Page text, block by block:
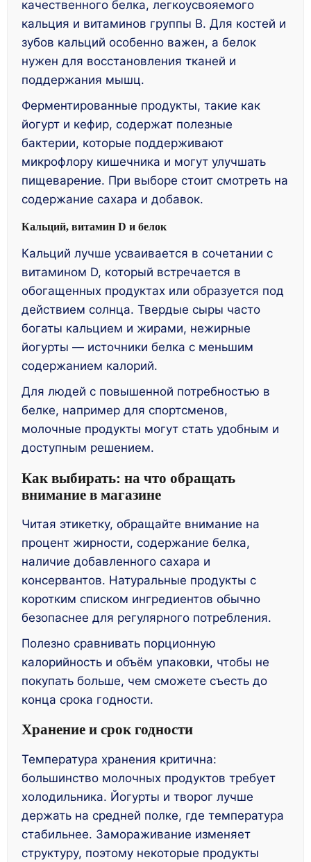
качественного белка, легкоусвояемого
кальция и витаминов группы B. Для костей и
зубов кальций особенно важен, а белок
нужен для восстановления тканей и
поддержания мышц.
Ферментированные продукты, такие как
йогурт и кефир, содержат полезные
бактерии, которые поддерживают
микрофлору кишечника и могут улучшать
пищеварение. При выборе стоит смотреть на
содержание сахара и добавок.
Кальций, витамин D и белок
Кальций лучше усваивается в сочетании с
витамином D, который встречается в
обогащенных продуктах или образуется под
действием солнца. Твердые сыры часто
богаты кальцием и жирами, нежирные
йогурты — источники белка с меньшим
содержанием калорий.
Для людей с повышенной потребностью в
белке, например для спортсменов,
молочные продукты могут стать удобным и
доступным решением.
Как выбирать: на что обращать
внимание в магазине
Читая этикетку, обращайте внимание на
процент жирности, содержание белка,
наличие добавленного сахара и
консервантов. Натуральные продукты с
коротким списком ингредиентов обычно
безопаснее для регулярного потребления.
Полезно сравнивать порционную
калорийность и объём упаковки, чтобы не
покупать больше, чем сможете съесть до
конца срока годности.
Хранение и срок годности
Температура хранения критична:
большинство молочных продуктов требует
холодильника. Йогурты и творог лучше
держать на средней полке, где температура
стабильнее. Замораживание изменяет
структуру, поэтому некоторые продукты